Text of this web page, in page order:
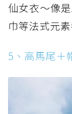
仙女衣～像
巾等法式元
5、高馬尾＋